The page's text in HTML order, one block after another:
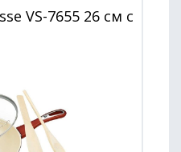
VS-7655 26 см с